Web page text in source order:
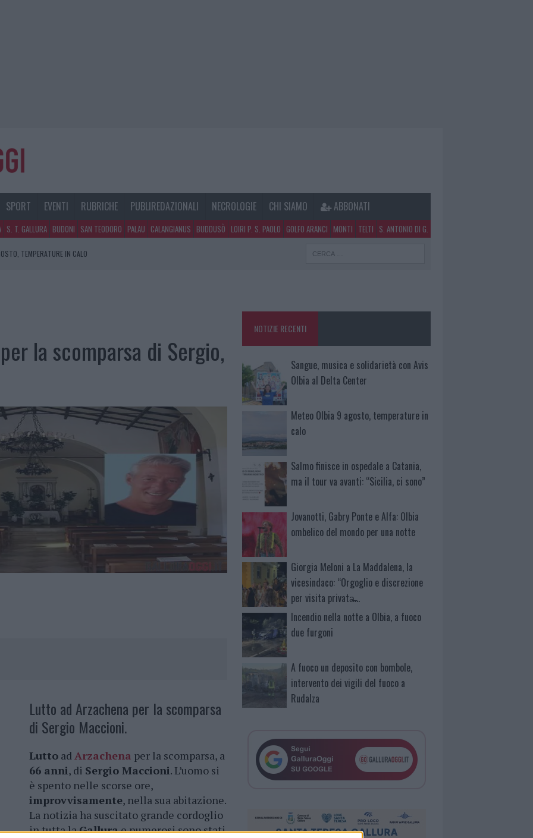
SPORT EVENTI RUBRICHE PUBLIREDAZIONALI NECROLOGIE CHI SIAMO ABBONATI
S. T. GALLURA BUDONI SAN TEODORO PALAU CALANGIANUS BUDDUSÒ LOIRI P. S. PAOLO GOLFO ARANCI MONTI TELTI S. ANTONIO DI G.
TEMPERATURE IN CALO
VICESINDACO: “ORGOGLIO E DISCREZIONE PER VISITA PRIVATA”
la scomparsa di Sergio,
Lutto ad Arzachena per la scomparsa
di Sergio Maccioni.
Lutto adArzachena per la scomparsa, a
66 anni, di Sergio Maccioni. L’uomo si
è spento nelle scorse ore,
improvvisamente, nella sua abitazione.
La notizia ha suscitato grande cordoglio
in tutta laGallurae numerosi sono stati
NOTIZIE RECENTI
Sangue, musica e solidarietà con Avis
Olbia al Delta Center
Meteo Olbia 9 agosto, temperature in
calo
Salmo finisce in ospedale a Catania,
ma il tour va avanti: “Sicilia, ci sono”
Jovanotti, Gabry Ponte e Alfa: Olbia
ombelico del mondo per una notte
Giorgia Meloni a La Maddalena, la
vicesindaco: “Orgoglio e discrezione
per visita privata̶…
Incendio nella notte a Olbia, a fuoco
due furgoni
A fuoco un deposito con bombole,
intervento dei vigili del fuoco a
Rudalza